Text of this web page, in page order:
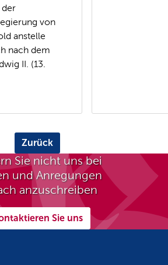
der
von
anstelle
nach dem
II. (13.
Zurück
Sie nicht uns bei
und Anregungen
anzuschreiben
Sie uns